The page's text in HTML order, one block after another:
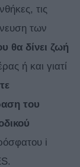
τις
των
θα δίνει ζωή
ή και γιατί
του
i